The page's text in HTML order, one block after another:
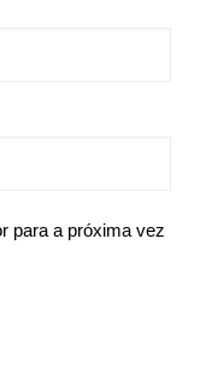
para a próxima vez